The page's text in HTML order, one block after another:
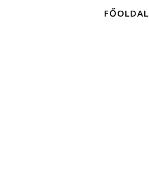
FŐOLDAL